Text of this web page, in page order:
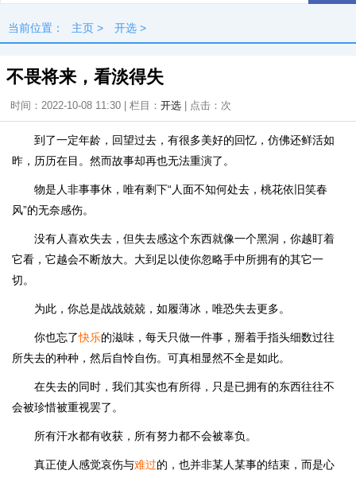
当前位置： 主页 > 开选 >
不畏将来，看淡得失
时间：2022-10-08 11:30 | 栏目： 开选 | 点击： 次
到了一定年龄，回望过去，有很多美好的回忆，仿佛还鲜活如
昨，历历在目。然而故事却再也无法重演了。
物是人非事事休，唯有剩下“人面不知何处去，桃花依旧笑春
风”的无奈感伤。
没有人喜欢失去，但失去感这个东西就像一个黑洞，你越盯着
它看，它越会不断放大。大到足以使你忽略手中所拥有的其它一
切。
为此，你总是战战兢兢，如履薄冰，唯恐失去更多。
你也忘了快乐的滋味，每天只做一件事，掰着手指头细数过往
所失去的种种，然后自怜自伤。可真相显然不全是如此。
在失去的同时，我们其实也有所得，只是已拥有的东西往往不
会被珍惜被重视罢了。
所有汗水都有收获，所有努力都不会被辜负。
真正使人感觉哀伤与难过的，也并非某人某事的结束，而是心